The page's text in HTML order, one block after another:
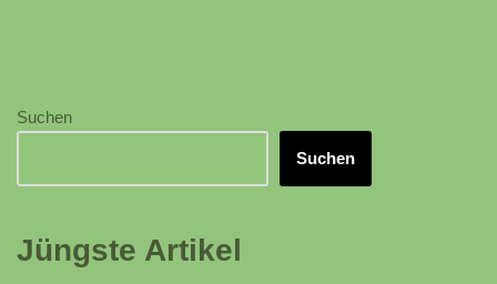
Suchen
Suchen
Jüngste Artikel